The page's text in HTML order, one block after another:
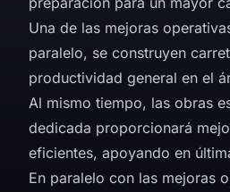
Una de las mejoras
paralelo, se construyen
productividad general en el
Al mismo tiempo, las obras
dedicada proporcionará
eficientes, apoyando en
En paralelo con las mejoras